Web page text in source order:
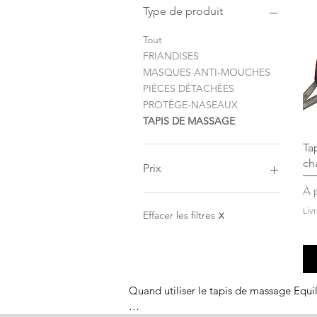
Type de produit
Tout
FRIANDISES
MASQUES ANTI-MOUCHES
PIÈCES DÉTACHÉES
PROTÈGE-NASEAUX
TAPIS DE MASSAGE
Prix
11 €
Effacer les filtres X
À
Quand utiliser le tapis de massage